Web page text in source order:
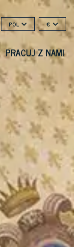
POL €
PRACUJ Z NAMI